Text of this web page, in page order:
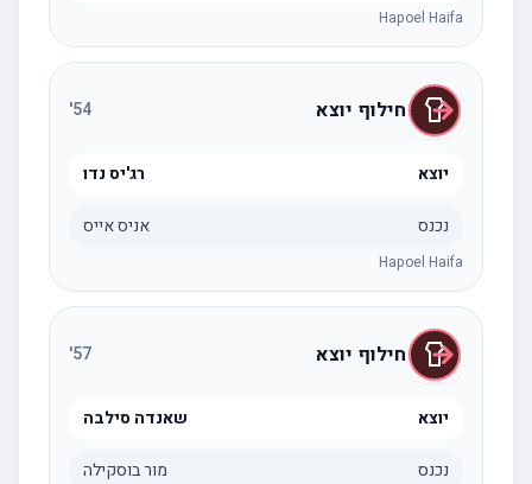
Hapoel Haifa
חילוף יוצא 54
'
יוצא רג'יס נדו
נכנס אניס אייס
Hapoel Haifa
חילוף יוצא 57
'
יוצא שאנדה סילבה
נכנס מור בוסקילה